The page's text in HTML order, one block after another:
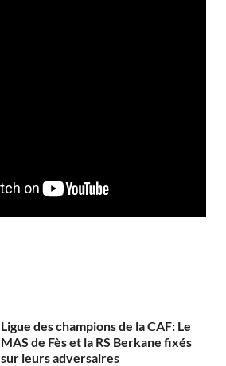
Ligue des champions de la CAF: Le
MAS de Fès et la RS Berkane fixés
sur leurs adversaires